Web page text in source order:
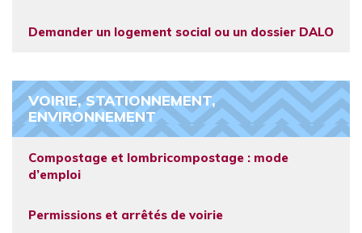
Demander un logement social ou un dossier DALO
VOIRIE, STATIONNEMENT,
ENVIRONNEMENT
Compostage et lombricompostage : mode
d’emploi
Permissions et arrêtés de voirie